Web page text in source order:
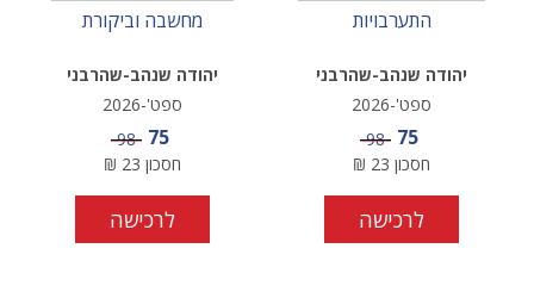
התערבויות
יהודה שנהב-שהרבני
ספט'-2026
מחיר מבצע
75 מחיר
98
חסכון 23
₪
לרכישה
מחשבה וביקורת
יהודה שנהב-שהרבני
ספט'-2026
מחיר מבצע
75 מחיר
98
חסכון 23
₪
לרכישה